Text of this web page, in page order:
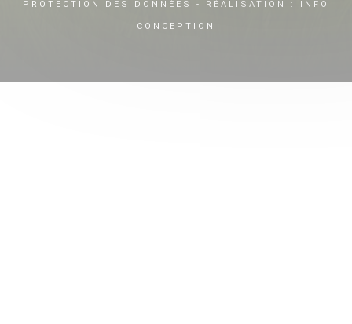
PROTECTION DES DONNÉES - RÉALISATION : INFO
CONCEPTION